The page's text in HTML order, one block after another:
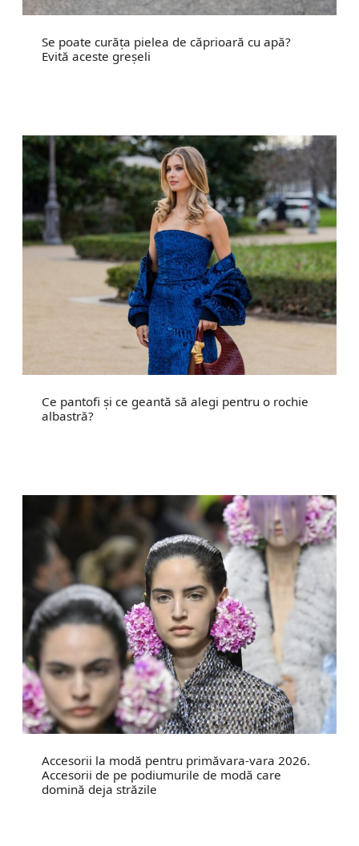
Se poate curăța pielea de căprioară cu apă?
Evită aceste greșeli
Ce pantofi și ce geantă să alegi pentru o rochie
albastră?
Accesorii la modă pentru primăvara-vara 2026.
Accesorii de pe podiumurile de modă care
domină deja străzile